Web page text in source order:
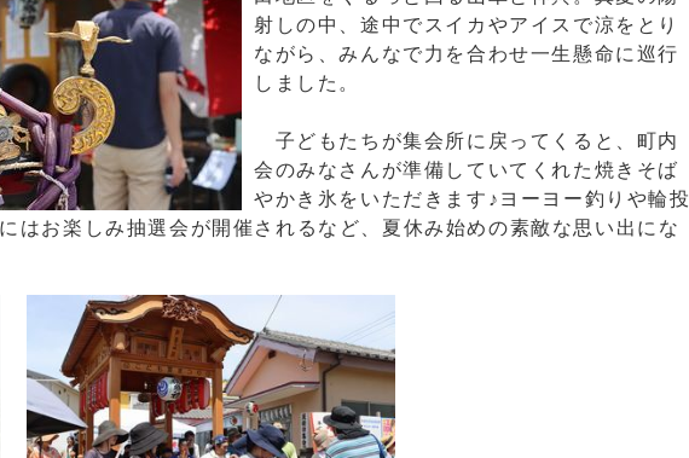
射しの中、途中でスイカやアイスで涼をとり
ながら、みんなで力を合わせ一生懸命に巡行
しました。
子どもたちが集会所に戻ってくると、町内
会のみなさんが準備していてくれた焼きそば
やかき氷をいただきます♪ヨーヨー釣りや輪投
はお楽しみ抽選会が開催されるなど、夏休み始めの素敵な思い出にな